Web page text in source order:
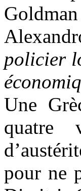
policier
Une
quatre
pour ne